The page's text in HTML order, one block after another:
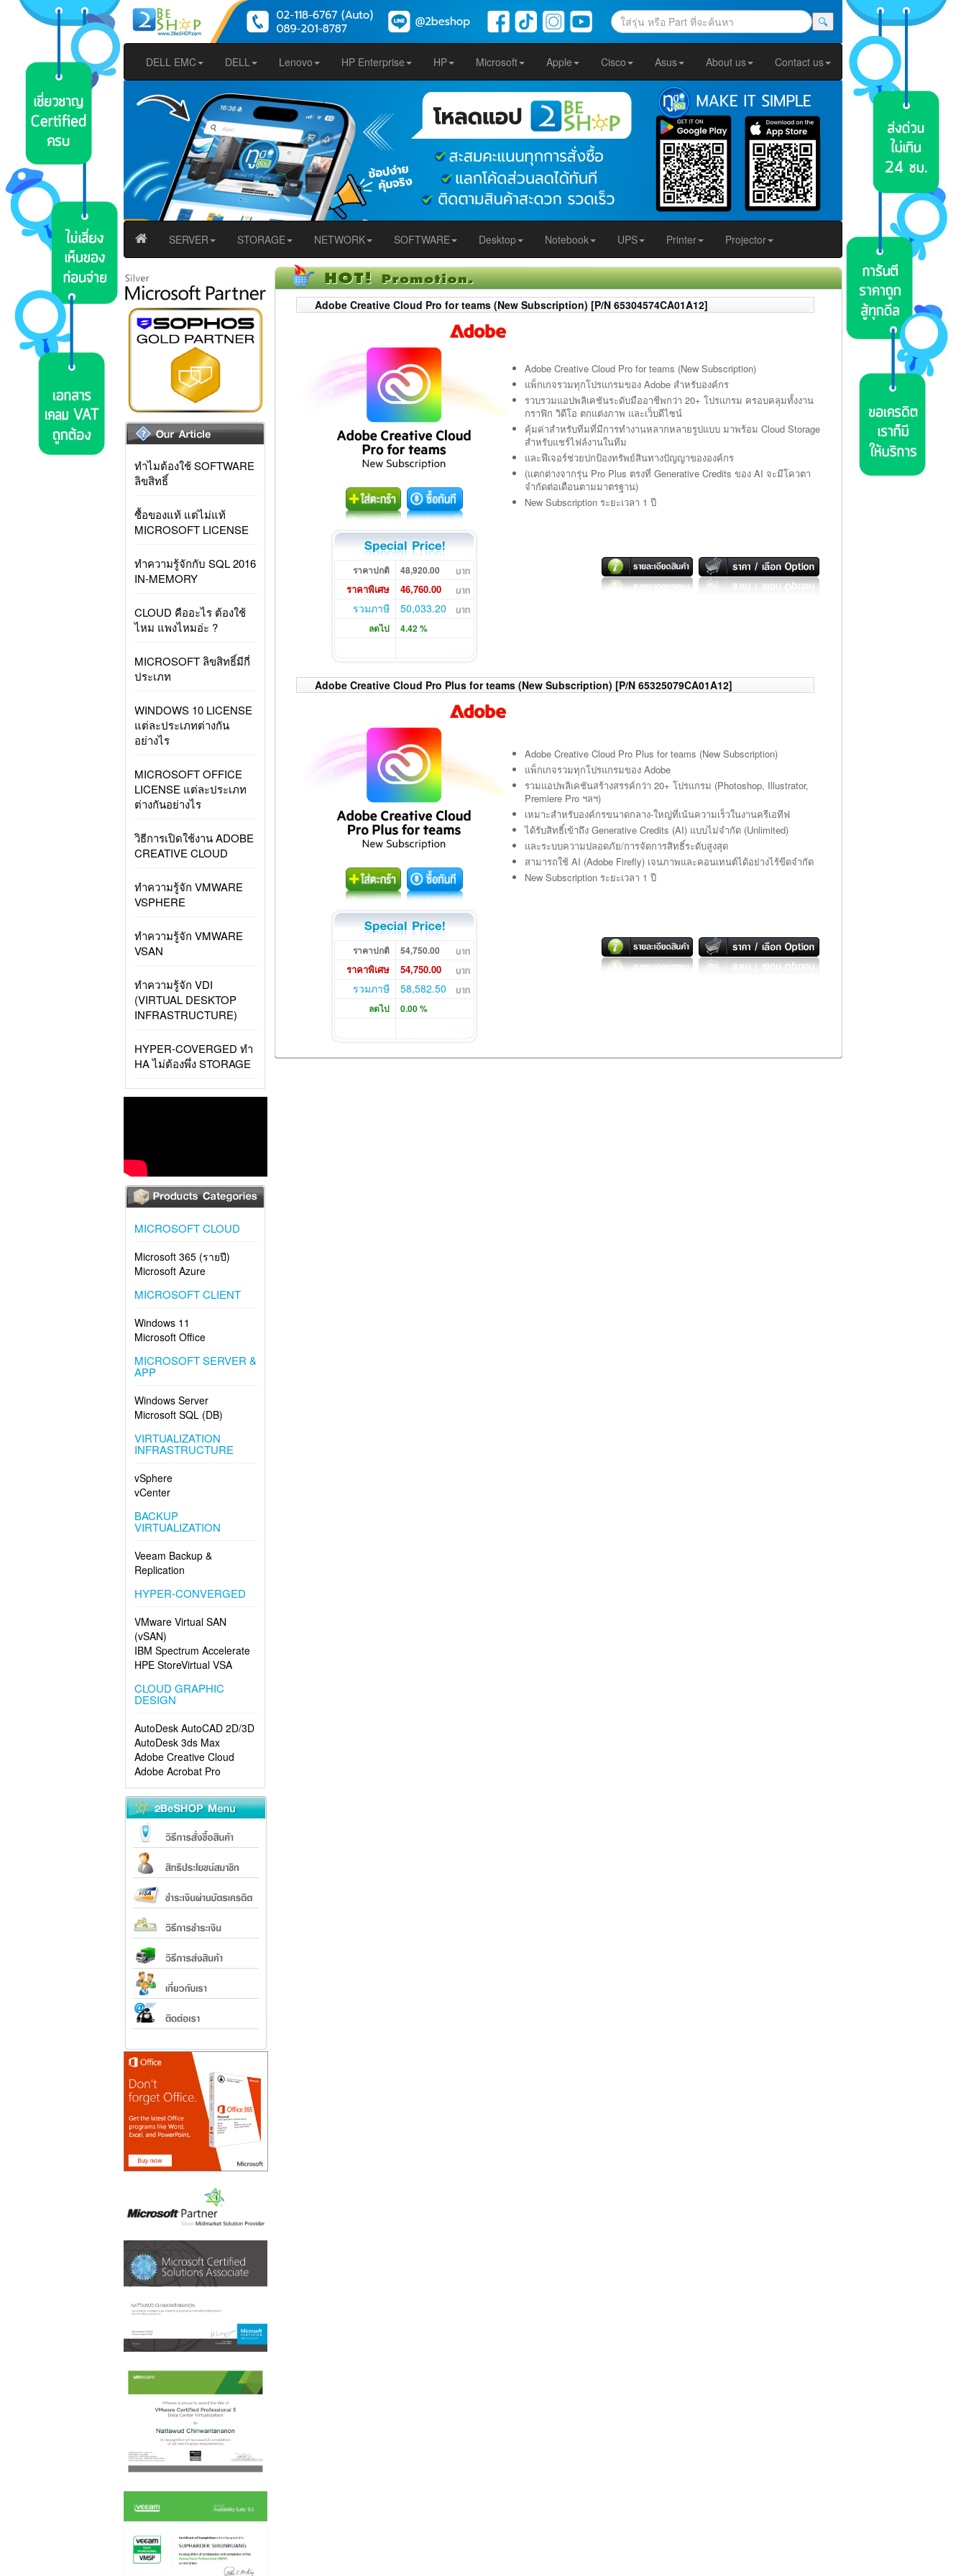
🔍
DELL EMC DELL Lenovo HP Enterprise HP Microsoft Apple Cisco Asus About us Contact us
SERVER STORAGE NETWORK SOFTWARE Desktop Notebook UPS Printer Projector
ทำไมต้องใช้ SOFTWARE
ลิขสิทธิ์
ซื้อของแท้ แต่ไม่แท้
MICROSOFT LICENSE
ทำความรู้จักกับ SQL 2016
IN-MEMORY
CLOUD คืออะไร ต้องใช้
ไหม แพงไหมอ่ะ ?
MICROSOFT ลิขสิทธิ์มีกี่
ประเภท
WINDOWS 10 LICENSE
แต่ละประเภทต่างกัน
อย่างไร
MICROSOFT OFFICE
LICENSE แต่ละประเภท
ต่างกันอย่างไร
วิธีการเปิดใช้งาน ADOBE
CREATIVE CLOUD
ทำความรู้จัก VMWARE
VSPHERE
ทำความรู้จัก VMWARE
VSAN
ทำความรู้จัก VDI
(VIRTUAL DESKTOP
INFRASTRUCTURE)
HYPER-COVERGED ทำ
HA ไม่ต้องพึ่ง STORAGE
MICROSOFT CLOUD
Microsoft 365 (รายปี)
Microsoft Azure
MICROSOFT CLIENT
Windows 11
Microsoft Office
MICROSOFT SERVER &
APP
Windows Server
Microsoft SQL (DB)
VIRTUALIZATION
INFRASTRUCTURE
vSphere
vCenter
BACKUP
VIRTUALIZATION
Veeam Backup &
Replication
HYPER-CONVERGED
VMware Virtual SAN
(vSAN)
IBM Spectrum Accelerate
HPE StoreVirtual VSA
CLOUD GRAPHIC
DESIGN
AutoDesk AutoCAD 2D/3D
AutoDesk 3ds Max
Adobe Creative Cloud
Adobe Acrobat Pro
Adobe Creative Cloud Pro for teams (New Subscription) [P/N 65304574CA01A12]
ราคาปกติ 48,920.00
ราคาพิเศษ 46,760.00
รวมภาษี 50,033.20
ลดไป 4.42 %
Adobe Creative Cloud Pro for teams (New Subscription)
แพ็กเกจรวมทุกโปรแกรมของ Adobe สำหรับองค์กร
รวบรวมแอปพลิเคชันระดับมืออาชีพกว่า 20+ โปรแกรม ครอบคลุมทั้งงาน
กราฟิก วิดีโอ ตกแต่งภาพ และเว็บดีไซน์
คุ้มค่าสำหรับทีมที่มีการทำงานหลากหลายรูปแบบ มาพร้อม Cloud Storage
สำหรับแชร์ไฟล์งานในทีม
และฟีเจอร์ช่วยปกป้องทรัพย์สินทางปัญญาขององค์กร
(แตกต่างจากรุ่น Pro Plus ตรงที่ Generative Credits ของ AI จะมีโควตา
จำกัดต่อเดือนตามมาตรฐาน)
New Subscription ระยะเวลา 1 ปี
Adobe Creative Cloud Pro Plus for teams (New Subscription) [P/N 65325079CA01A12]
ราคาปกติ 54,750.00
ราคาพิเศษ 54,750.00
รวมภาษี 58,582.50
ลดไป 0.00 %
Adobe Creative Cloud Pro Plus for teams (New Subscription)
แพ็กเกจรวมทุกโปรแกรมของ Adobe
รวมแอปพลิเคชันสร้างสรรค์กว่า 20+ โปรแกรม (Photoshop, Illustrator,
Premiere Pro ฯลฯ)
เหมาะสำหรับองค์กรขนาดกลาง-ใหญ่ที่เน้นความเร็วในงานครีเอทีฟ
ได้รับสิทธิ์เข้าถึง Generative Credits (AI) แบบไม่จำกัด (Unlimited)
และระบบความปลอดภัย/การจัดการสิทธิ์ระดับสูงสุด
สามารถใช้ AI (Adobe Firefly) เจนภาพและคอนเทนต์ได้อย่างไร้ขีดจำกัด
New Subscription ระยะเวลา 1 ปี